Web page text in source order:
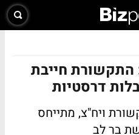
חייבת
דרסטיות
ויח"צ, מתייחס
בר לב